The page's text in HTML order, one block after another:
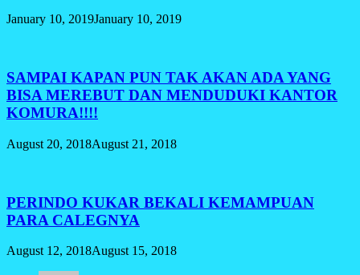
January 10, 2019January 10, 2019
SAMPAI KAPAN PUN TAK AKAN ADA YANG
BISA MEREBUT DAN MENDUDUKI KANTOR
KOMURA!!!!
August 20, 2018August 21, 2018
PERINDO KUKAR BEKALI KEMAMPUAN
PARA CALEGNYA
August 12, 2018August 15, 2018